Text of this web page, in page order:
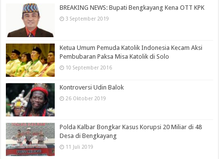
BREAKING NEWS: Bupati Bengkayang Kena OTT KPK
3 September 2019
Ketua Umum Pemuda Katolik Indonesia Kecam Aksi
Pembubaran Paksa Misa Katolik di Solo
10 September 2016
Kontroversi Udin Balok
26 Oktober 2019
Polda Kalbar Bongkar Kasus Korupsi 20 Miliar di 48
Desa di Bengkayang
11 Juli 2019